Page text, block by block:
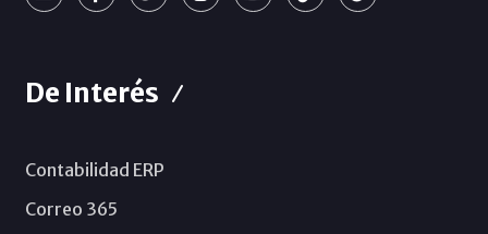
De Interés
Contabilidad ERP
Correo 365